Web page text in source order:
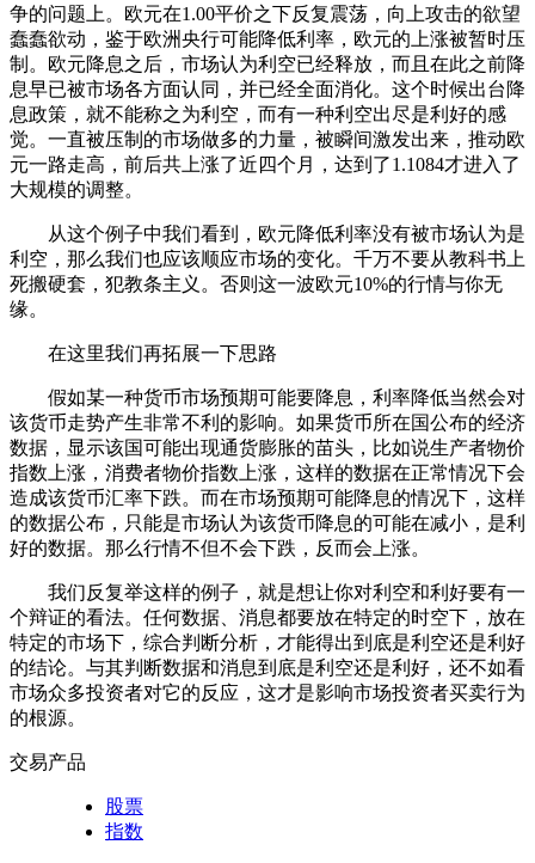
争的问题上。欧元在1.00平价之下反复震荡，向上攻击的欲望
蠢蠢欲动，鉴于欧洲央行可能降低利率，欧元的上涨被暂时压
制。欧元降息之后，市场认为利空已经释放，而且在此之前降
息早已被市场各方面认同，并已经全面消化。这个时候出台降
息政策，就不能称之为利空，而有一种利空出尽是利好的感
觉。一直被压制的市场做多的力量，被瞬间激发出来，推动欧
元一路走高，前后共上涨了近四个月，达到了1.1084才进入了
大规模的调整。
从这个例子中我们看到，欧元降低利率没有被市场认为是
利空，那么我们也应该顺应市场的变化。千万不要从教科书上
死搬硬套，犯教条主义。否则这一波欧元10%的行情与你无
缘。
在这里我们再拓展一下思路
假如某一种货币市场预期可能要降息，利率降低当然会对
该货币走势产生非常不利的影响。如果货币所在国公布的经济
数据，显示该国可能出现通货膨胀的苗头，比如说生产者物价
指数上涨，消费者物价指数上涨，这样的数据在正常情况下会
造成该货币汇率下跌。而在市场预期可能降息的情况下，这样
的数据公布，只能是市场认为该货币降息的可能在减小，是利
好的数据。那么行情不但不会下跌，反而会上涨。
我们反复举这样的例子，就是想让你对利空和利好要有一
个辩证的看法。任何数据、消息都要放在特定的时空下，放在
特定的市场下，综合判断分析，才能得出到底是利空还是利好
的结论。与其判断数据和消息到底是利空还是利好，还不如看
市场众多投资者对它的反应，这才是影响市场投资者买卖行为
的根源。
交易产品
股票
指数